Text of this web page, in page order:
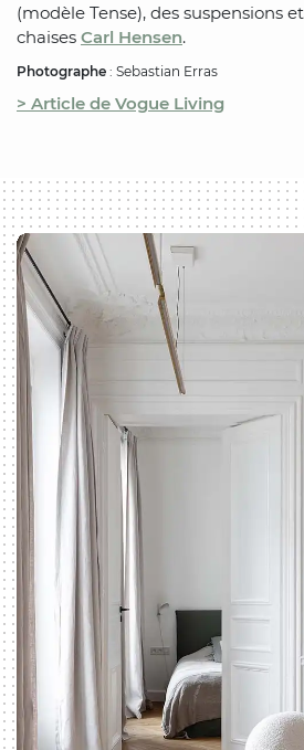
(modèle Tense), des suspensions
chaises Carl Hensen.
Photographe : Sebastian Erras
> Article de Vogue Living